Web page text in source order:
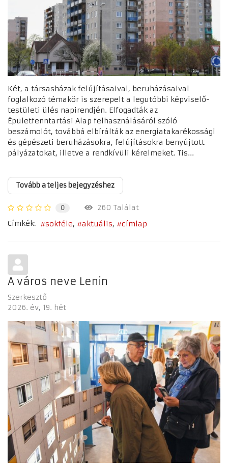
Két, a társasházak felújításaival, beruházásaival
foglalkozó témakör is szerepelt a legutóbbi képviselő-
testületi ülés napirendjén. Elfogadták az
Épületfenntartási Alap felhasználásáról szóló
beszámolót, továbbá elbírálták az energiatakarékossági
és gépészeti beruházásokra, felújításokra benyújtott
pályázatokat, illetve a rendkívüli kérelmeket. Tis...
Tovább a teljes bejegyzéshez
0
260 Találat
Címkék:
sokféle aktuális címlap
A város neve Lenin
Szerkesztő
2026. év 19. hét